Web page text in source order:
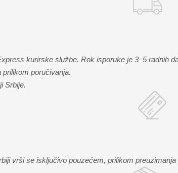
kurirske službe. Rok isporuke je 3–5 radnih
poručivanja.
Srbije.
vrši se isključivo pouzećem, prilikom preuzimanja